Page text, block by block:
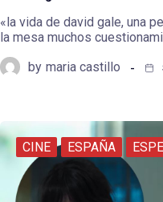
«la vida de david gale, una
la mesa muchos
by maria castillo
CINE ESPAÑA